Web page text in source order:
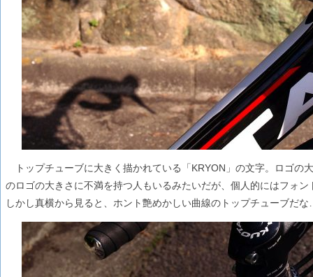
トップチューブに大きく描かれている「KRYON」の文字。ロゴの
のロゴの大きさに不満を持つ人もいるみたいだが、個人的にはフォ
しかし真横から見ると、ホント艶めかしい曲線のトップチューブだ